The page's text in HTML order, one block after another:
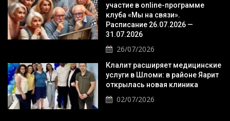
участие в online-программе
клуба «Мы на связи».
Расписание 26.07.2026 —
31.07.2026
26/07/2026
Клалит расширяет медицинские
услуги в Шломи: в районе Яарит
открылась новая клиника
02/07/2026